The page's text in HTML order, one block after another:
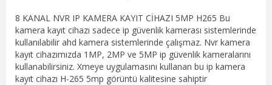
8 KANAL NVR IP KAMERA KAYIT CİHAZI 5MP H265 Bu
kamera kayıt cihazı sadece ip güvenlik kamerası sistemlerinde
kullanılabilir ahd kamera sistemlerinde çalışmaz. Nvr kamera
kayıt cihazımızda 1MP, 2MP ve 5MP ip güvenlik kameralarını
kullanabilirsiniz. Xmeye uygulamasını kullanan bu ip kamera
kayıt cihazı H-265 5mp görüntü kalitesine sahiptir